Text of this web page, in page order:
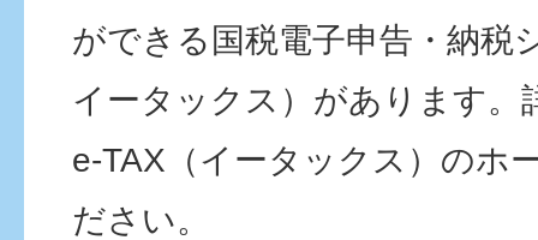
ができる国税電子申告・納税
イータックス）があります。
e-TAX（イータックス）のホ
ださい。